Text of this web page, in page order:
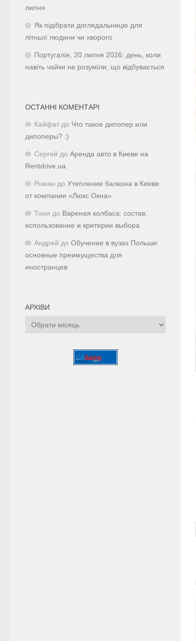
липня
Як підібрати доглядальницю для
літньої людини чи хворого
Португалія, 20 липня 2026: день, коли
навіть чайки не розуміли, що відбувається
ОСТАННІ КОМЕНТАРІ
Кайфат до Что такое дипопер или
дипоперы? :)
Сергей до Аренда авто в Киеве на
Rentdrive.ua
Роман до Утепление балкона в Киеве
от компании «Люкс Окна»
Тоня до Вареная колбаса: состав,
использование и критерии выбора
Андрей до Обучение в вузах Польши:
основные преимущества для
иностранцев
АРХІВИ
Архіви